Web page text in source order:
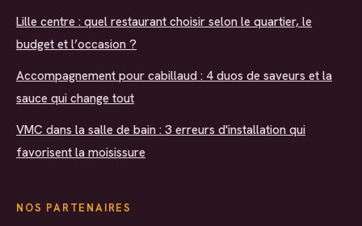
Lille centre : quel restaurant choisir selon le quartier, le
budget et l’occasion ?
Accompagnement pour cabillaud : 4 duos de saveurs et la
sauce qui change tout
VMC dans la salle de bain : 3 erreurs d'installation qui
favorisent la moisissure
NOS PARTENAIRES